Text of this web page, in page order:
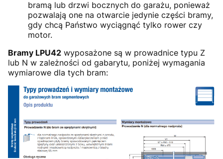
bramą lub drzwi bocznych do garażu, ponieważ
pozwalają one na otwarcie jedynie części bramy,
gdy chcą Państwo wyciągnąć tylko rower czy
motor.
Bramy LPU42 wyposażone są w prowadnice typu Z
lub N w zależności od gabarytu, poniżej wymagania
wymiarowe dla tych bram: